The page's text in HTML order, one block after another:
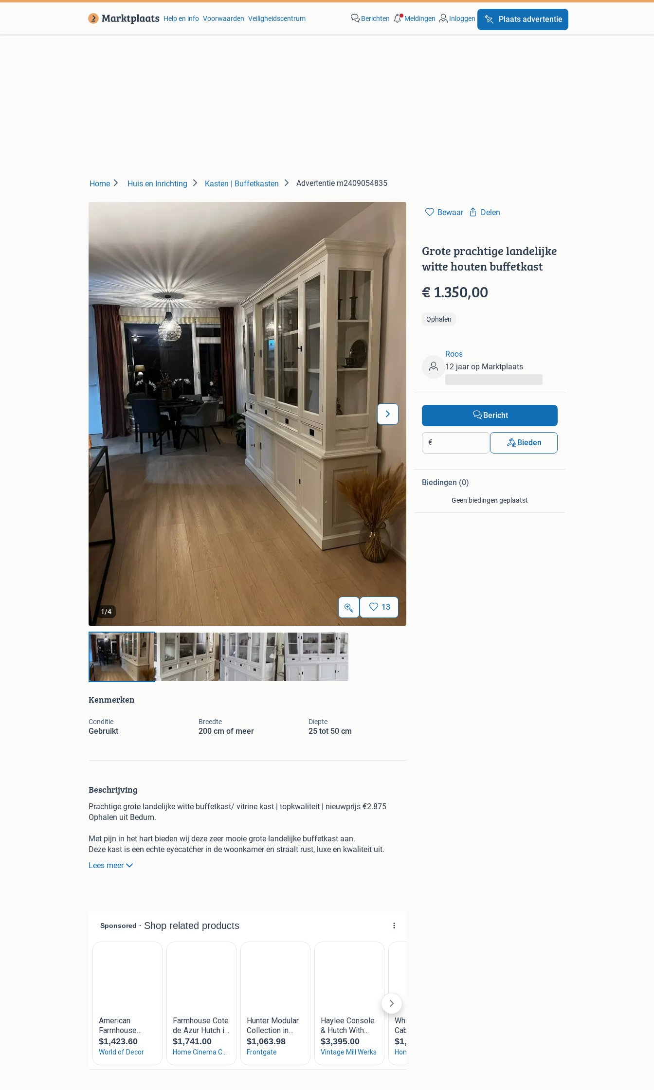
Help en info Voorwaarden Veiligheidscentrum Berichten Meldingen Inloggen Plaats advertentie
Home Huis en Inrichting Kasten | Buffetkasten Advertentie m2409054835
1/4 13
Kenmerken
Conditie
Gebruikt
Breedte
200 cm of meer
Diepte
25 tot 50 cm
Beschrijving
Prachtige grote landelijke witte buffetkast/ vitrine kast | topkwaliteit | nieuwprijs €2.875
Ophalen uit Bedum.
Met pijn in het hart bieden wij deze zeer mooie grote landelijke buffetkast aan.
Deze kast is een echte eyecatcher in de woonkamer en straalt rust, luxe en kwaliteit uit.
De buffetkast is uitgevoerd in een tijdloze witte kleur en past perfect in een landelijk, modern
De kast is van zware, degelijke kwaliteit en verkeert in zeer nette staat.
Kenmerken:
- grote eyecatcher voor woonkamer of eetkamer
Nieuwprijs: € 2.875,-
Mag weg voor een goed bod.
Lees meer
Bewaar Delen
Grote prachtige landelijke
witte houten buffetkast
€ 1.350,00
Ophalen
Roos
12 jaar op Marktplaats
Bericht
€ Bieden
Biedingen (0)
Geen biedingen geplaatst